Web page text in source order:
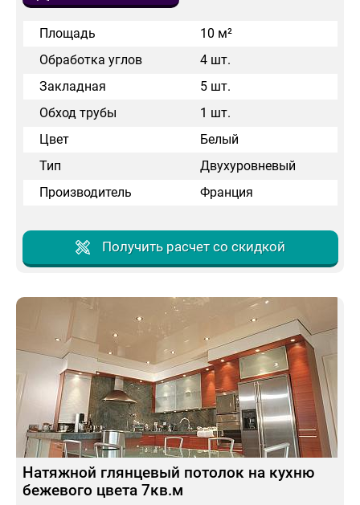
Площадь
10 м²
Обработка углов
4 шт.
Закладная
5 шт.
Обход трубы
1 шт.
Цвет
Белый
Тип
Двухуровневый
Производитель
Франция
Получить расчет со скидкой
Натяжной глянцевый потолок на кухню
бежевого цвета 7кв.м